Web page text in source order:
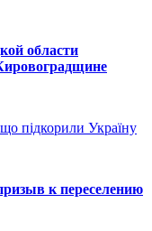
области
підкорили Україну
к переселению